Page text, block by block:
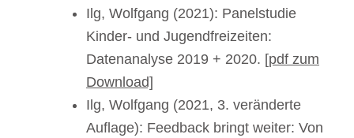
Ilg, Wolfgang (2021): Panelstudie
Kinder- und Jugendfreizeiten:
Datenanalyse 2019 + 2020. [pdf zum
Download]
Ilg, Wolfgang (2021, 3. veränderte
Auflage): Feedback bringt weiter: Von